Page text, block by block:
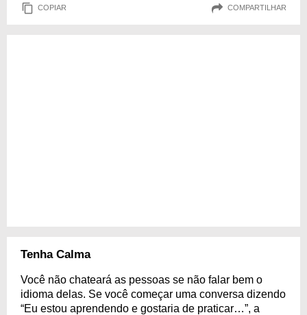
COPIAR COMPARTILHAR
Tenha Calma
Você não chateará as pessoas se não falar bem o
idioma delas. Se você começar uma conversa dizendo
“Eu estou aprendendo e gostaria de praticar…”, a